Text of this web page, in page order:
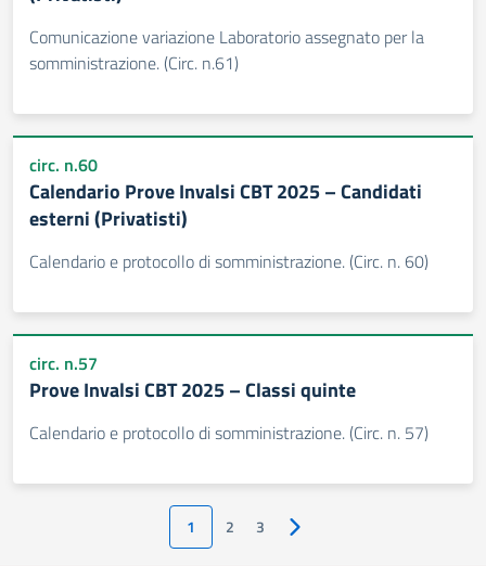
Comunicazione variazione Laboratorio assegnato per la
somministrazione. (Circ. n.61)
circ. n.60
Calendario Prove Invalsi CBT 2025 – Candidati
esterni (Privatisti)
Calendario e protocollo di somministrazione. (Circ. n. 60)
circ. n.57
Prove Invalsi CBT 2025 – Classi quinte
Calendario e protocollo di somministrazione. (Circ. n. 57)
1 2 3 Pagina successiva